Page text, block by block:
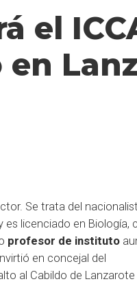
el
Se trata del
es licenciado en Biología,
profesor de instituto
en concejal del
al Cabildo de Lanzarote